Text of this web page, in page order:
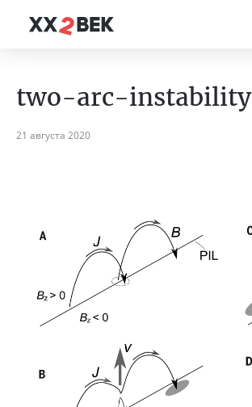
two-arc-instability
21 августа 2020